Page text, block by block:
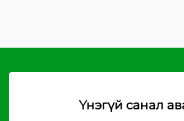
Үнэгүй санал